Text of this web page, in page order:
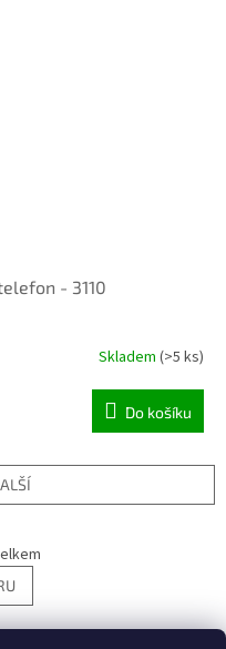
- 3110
Skladem (>5 ks)
Do košíku